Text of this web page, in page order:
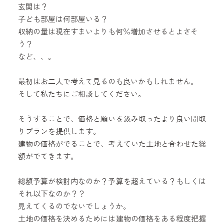
玄関は？
子ども部屋は何部屋いる？
収納の量は現在すまいよりも何％増加させるとよさそ
う？
など、、。
最初はお二人で考えて見るのも良いかもしれません。
そして私たちにご相談してください。
そうすることで、価格と願いを汲み取ったより良い間取
りプランを提供します。
建物の価格がでることで、考えていた土地と合わせた総
額がでてきます。
総額予算が検討内なのか？予算を超えている？もしくは
それ以下なのか？？
見えてくるのでないでしょうか。
土地の価格を決めるためには建物の価格をある程度把握